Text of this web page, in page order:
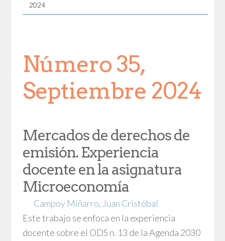
2024
Número 35,
Septiembre 2024
Mercados de derechos de
emisión. Experiencia
docente en la asignatura
Microeconomía
Campoy Miñarro, Juan Cristóbal
Este trabajo se enfoca en la experiencia
docente sobre el ODS n. 13 de la Agenda 2030